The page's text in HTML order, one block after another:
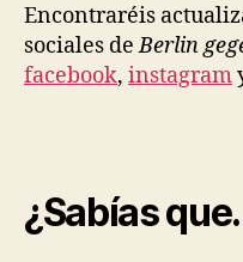
Encontraréis
sociales deBerlin
facebook, instagram
¿Sabías